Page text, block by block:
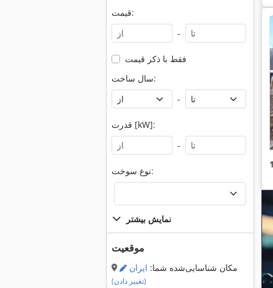
قیمت:
-
فقط با ذکر قیمت
سال ساخت:
-
قدرت [kW]:
-
نوع سوخت:
نمایش بیشتر
موقعیت
مکان شناسایی‌شده شما: ایران
(تغییر دادن)